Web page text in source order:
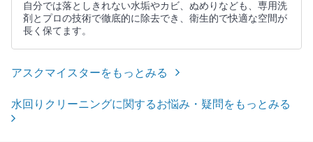
自分では落としきれない水垢やカビ、ぬめりなども、専用洗
剤とプロの技術で徹底的に除去でき、衛生的で快適な空間が
長く保てます。
アスクマイスターをもっとみる
水回りクリーニングに関するお悩み・疑問をもっとみる